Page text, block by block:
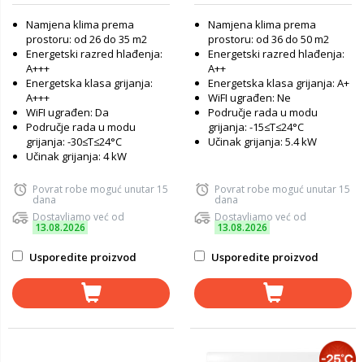
Namjena klima prema
prostoru: od 26 do 35 m2
Energetski razred hlađenja:
A+++
Energetska klasa grijanja:
A+++
WiFI ugrađen: Da
Područje rada u modu
grijanja: -30≤T≤24°C
Učinak grijanja: 4 kW
Povrat robe moguć unutar 15
dana
Dostavljamo već od
13.08.2026
Usporedite proizvod
Namjena klima prema
prostoru: od 36 do 50 m2
Energetski razred hlađenja:
A++
Energetska klasa grijanja: A+
WiFI ugrađen: Ne
Područje rada u modu
grijanja: -15≤T≤24°C
Učinak grijanja: 5.4 kW
Povrat robe moguć unutar 15
dana
Dostavljamo već od
13.08.2026
Usporedite proizvod